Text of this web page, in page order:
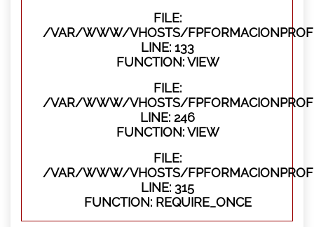
FILE:
/VAR/WWW/VHOSTS/
LINE: 133
FUNCTION: VIEW
FILE:
/VAR/WWW/VHOSTS/
LINE: 246
FUNCTION: VIEW
FILE:
/VAR/WWW/VHOSTS/
LINE: 315
FUNCTION: REQUIRE_ONCE